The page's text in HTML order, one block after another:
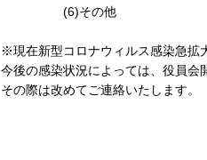
(6)その他
※現在新型コロナウィルス感染急拡
今後の感染状況によっては、役員会
その際は改めてご連絡いたします。